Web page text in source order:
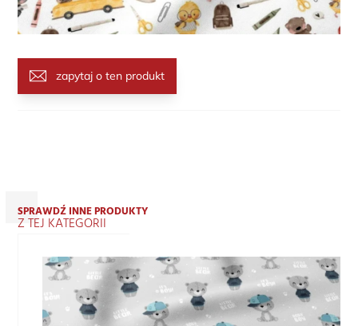
zapytaj o ten produkt
SPRAWDŹ INNE PRODUKTY
Z TEJ KATEGORII